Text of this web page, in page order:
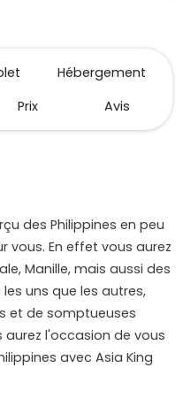
Hébergement
Prix Avis
des Philippines en peu
En effet vous aurez
Manille, mais aussi des
uns que les autres,
et de somptueuses
l'occasion de vous
avec Asia King